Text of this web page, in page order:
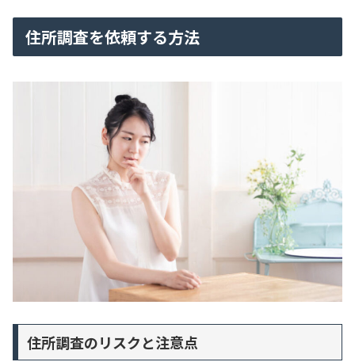
住所調査を依頼する方法
住所調査のリスクと注意点